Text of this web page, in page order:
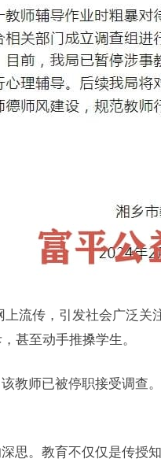
流传，引发社会广泛关
甚至动手推搡学生。
教师已被停职接受调查
思。教育不仅仅是传授